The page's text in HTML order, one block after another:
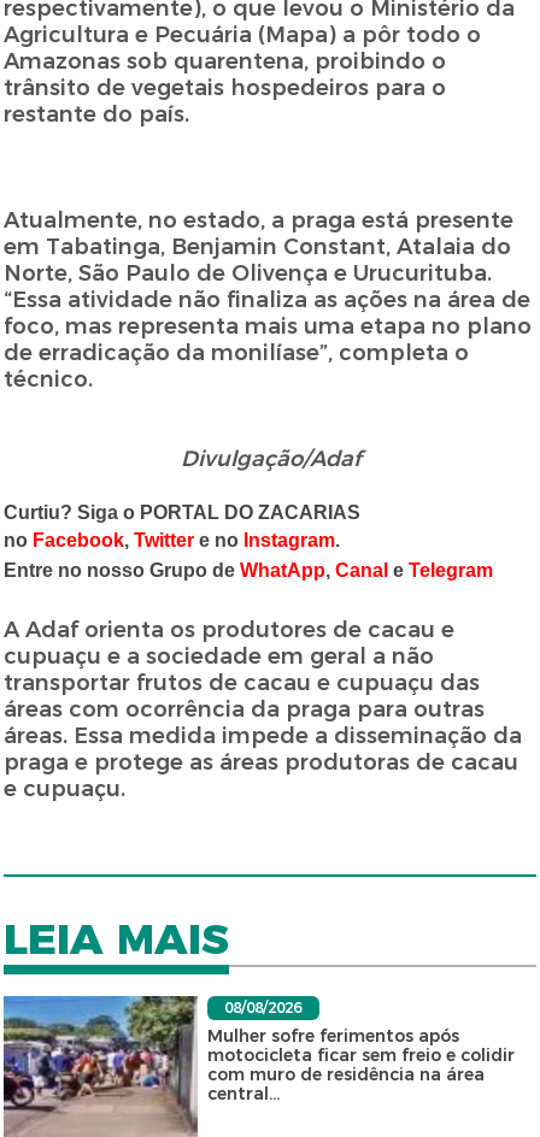
respectivamente), o que levou o Ministério da
Agricultura e Pecuária (Mapa) a pôr todo o
Amazonas sob quarentena, proibindo o
trânsito de vegetais hospedeiros para o
restante do país.
Atualmente, no estado, a praga está presente
em Tabatinga, Benjamin Constant, Atalaia do
Norte, São Paulo de Olivença e Urucurituba.
“Essa atividade não finaliza as ações na área de
foco, mas representa mais uma etapa no plano
de erradicação da monilíase”, completa o
técnico.
Divulgação/Adaf
Curtiu? Siga o PORTAL DO ZACARIAS
no Facebook,Twitter e no Instagram.
Entre no nosso Grupo deWhatApp,Canal eTelegram
A Adaf orienta os produtores de cacau e
cupuaçu e a sociedade em geral a não
transportar frutos de cacau e cupuaçu das
áreas com ocorrência da praga para outras
áreas. Essa medida impede a disseminação da
praga e protege as áreas produtoras de cacau
e cupuaçu.
LEIA MAIS
08/08/2026
Mulher sofre ferimentos após
motocicleta ficar sem freio e colidir
com muro de residência na área
central...